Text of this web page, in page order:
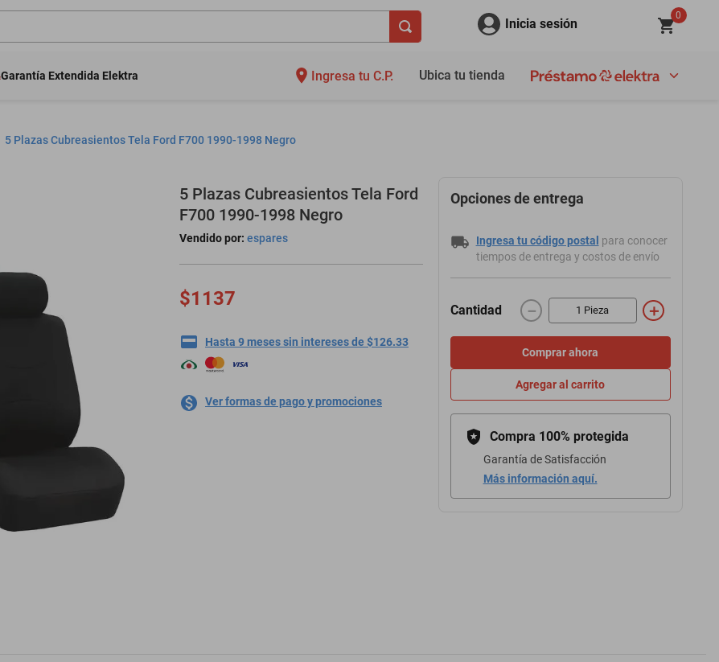
Inicia sesión
0
Garantía Extendida Elektra Ingresa tu C.P. Ubica tu tienda
5 Plazas Cubreasientos Tela Ford F700 1990-1998 Negro
5 Plazas Cubreasientos Tela Ford
F700 1990-1998 Negro
Vendido por: espares
$1137
Hasta 9 meses sin intereses de $126.33
Ver formas de pago y promociones
Opciones de entrega
Ingresa tu código postal para conocer
tiempos de entrega y costos de envío
Cantidad ＋
－
Comprar ahora
Agregar al carrito
Compra 100% protegida
Garantía de Satisfacción
Más información aquí.